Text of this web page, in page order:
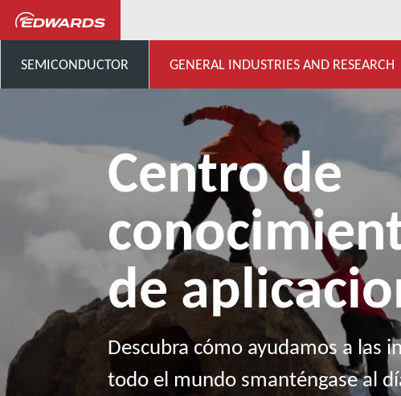
SEMICONDUCTOR GENERAL INDUSTRIES AND RESEARCH
Centro de
de
Descubra cómo ayudamos a las
todo el mundo smanténgase al